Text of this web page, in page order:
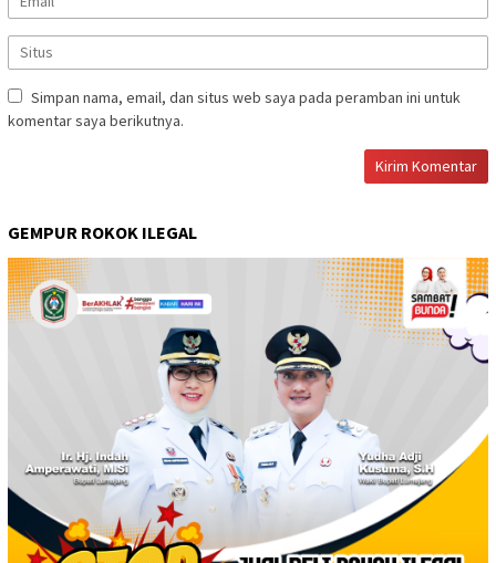
Simpan nama, email, dan situs web saya pada peramban ini untuk
komentar saya berikutnya.
GEMPUR ROKOK ILEGAL